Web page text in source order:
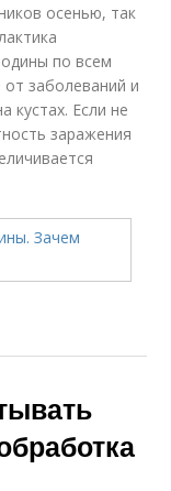
осенью, так
по всем
заболеваний и
кустах. Если не
заражения